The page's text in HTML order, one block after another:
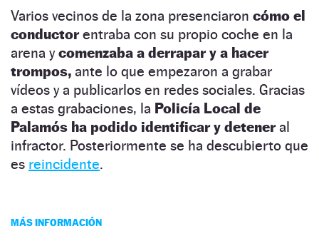
Varios vecinos de la zona presenciaron cómo el
conductorentraba con su propio coche en la
arena ycomenzaba a derrapar y a hacer
trompos, ante lo que empezaron a grabar
vídeos y a publicarlos en redes sociales. Gracias
a estas grabaciones, la Policía Local de
Palamós ha podido identificar y deteneral
infractor. Posteriormente se ha descubierto que
es reincidente.
MÁS INFORMACIÓN